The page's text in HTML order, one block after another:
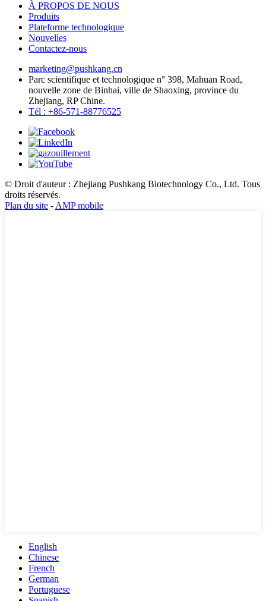
À PROPOS DE NOUS
Produits
Plateforme technologique
Nouvelles
Contactez-nous
marketing@pushkang.cn
Parc scientifique et technologique n° 398, Mahuan Road,
nouvelle zone de Binhai, ville de Shaoxing, province du
Zhejiang, RP Chine.
Tél : +86-571-88776525
© Droit d'auteur : Zhejiang Pushkang Biotechnology Co., Ltd. Tous
droits réservés.
Plan du site -AMP mobile
English
Chinese
French
German
Portuguese